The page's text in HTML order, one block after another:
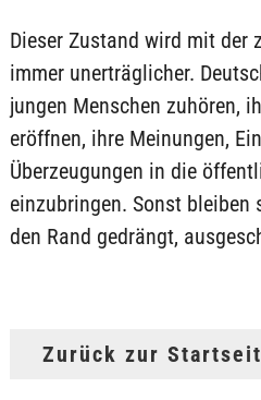
Dieser Zustand wird mit der
immer unerträglicher.
jungen Menschen zuhören,
eröffnen, ihre Meinungen,
Überzeugungen in die
einzubringen. Sonst bleiben
den Rand gedrängt,
Zurück zur